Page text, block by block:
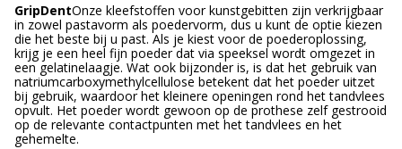
GripDentOnze kleefstoffen voor kunstgebitten zijn verkrijgbaar
in zowel pastavorm als poedervorm, dus u kunt de optie kiezen
die het beste bij u past. Als je kiest voor de poederoplossing,
krijg je een heel fijn poeder dat via speeksel wordt omgezet in
een gelatinelaagje. Wat ook bijzonder is, is dat het gebruik van
natriumcarboxymethylcellulose betekent dat het poeder uitzet
bij gebruik, waardoor het kleinere openingen rond het tandvlees
opvult. Het poeder wordt gewoon op de prothese zelf gestrooid
op de relevante contactpunten met het tandvlees en het
gehemelte.